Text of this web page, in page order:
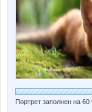
Портрет заполнен на 60